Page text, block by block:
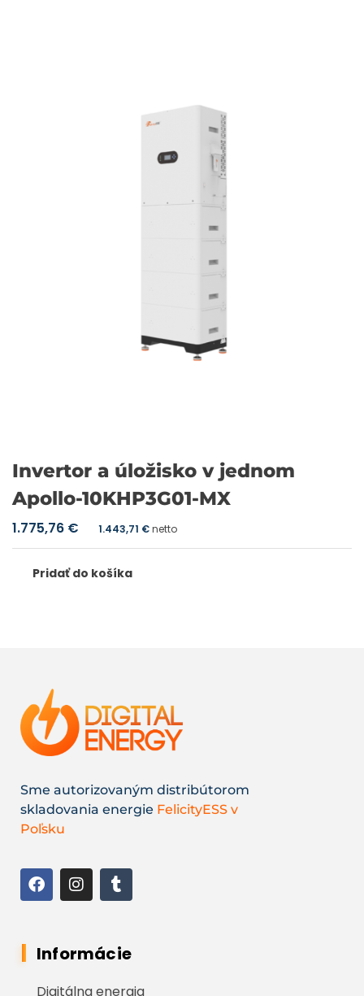
Invertor a úložisko v jednom
Apollo-10KHP3G01-MX
1.775,76 € 1.443,71 €netto
Pridať do košíka
Sme autorizovaným distribútorom
skladovania energie FelicityESS v
Poľsku
Informácie
Digitálna energia